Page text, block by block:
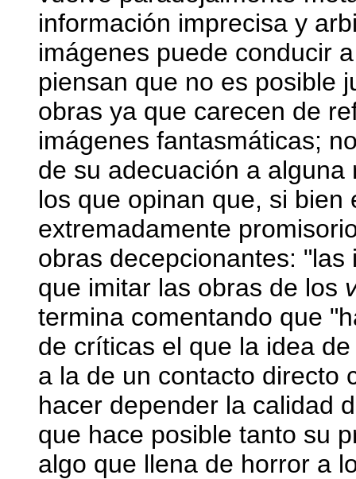
información imprecisa y
imágenes puede conducir
piensan que no es posible
obras ya que carecen de
imágenes fantasmáticas;
de su adecuación a
los que opinan que, si bien
extremadamente
obras decepcionantes:
que imitar las obras de los
termina comentando que
de críticas el que la idea
a la de un contacto directo
hacer depender la calidad
que hace posible tanto su
algo que llena de horror a